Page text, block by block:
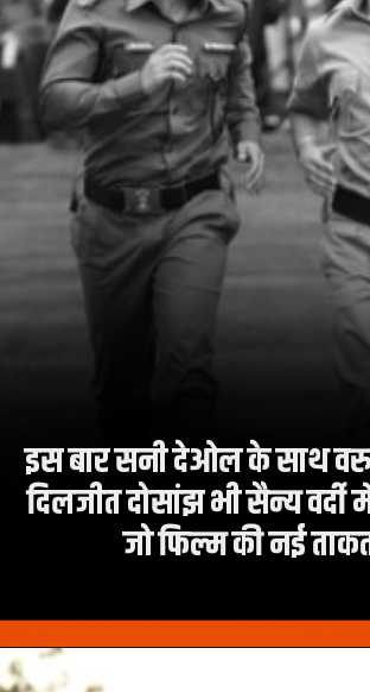
इस बार सनी देओल के साथ
दिलजीत दोसांझ भी सैन्य वर्दी